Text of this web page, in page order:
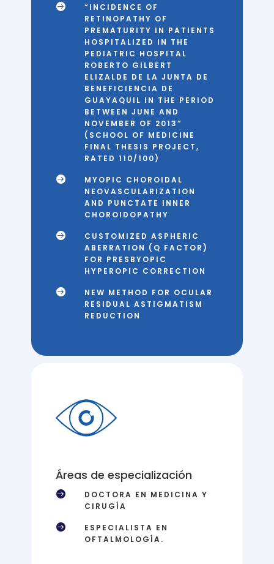

“INCIDENCE OF
RETINOPATHY OF
PREMATURITY IN PATIENTS
HOSPITALIZED IN THE
PEDIATRIC HOSPITAL
ROBERTO GILBERT
ELIZALDE DE LA JUNTA DE
BENEFICIENCIA DE
GUAYAQUIL IN THE PERIOD
BETWEEN JUNE AND
NOVEMBER OF 2013”
(SCHOOL OF MEDICINE
FINAL THESIS PROJECT,
RATED 110/100)

MYOPIC CHOROIDAL
NEOVASCULARIZATION
AND PUNCTATE INNER
CHOROIDOPATHY

CUSTOMIZED ASPHERIC
ABERRATION (Q FACTOR)
FOR PRESBYOPIC
HYPEROPIC CORRECTION

NEW METHOD FOR OCULAR
RESIDUAL ASTIGMATISM
REDUCTION
Áreas de especialización

DOCTORA EN MEDICINA Y
CIRUGÍA

ESPECIALISTA EN
OFTALMOLOGÍA.